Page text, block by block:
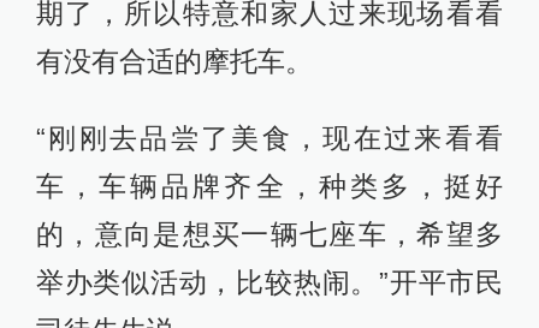
期了，所以特意和家人过来现场看看
有没有合适的摩托车。
“刚刚去品尝了美食，现在过来看看
车，车辆品牌齐全，种类多，挺好
的，意向是想买一辆七座车，希望多
举办类似活动，比较热闹。”开平市民